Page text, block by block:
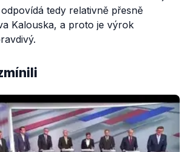
tedy relativně přesně
Kalouska, a proto je výrok